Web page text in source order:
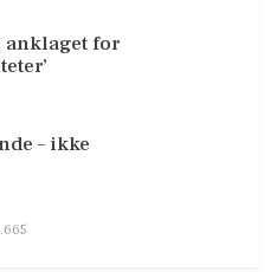
anklaget for
– ikke